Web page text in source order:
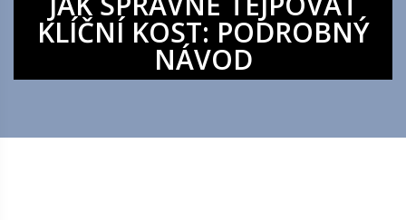
KLÍČNÍ KOST: PODROBNÝ
NÁVOD